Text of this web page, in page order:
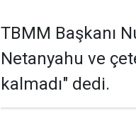
TBMM Başkanı
Netanyahu ve
kalmadı" dedi.